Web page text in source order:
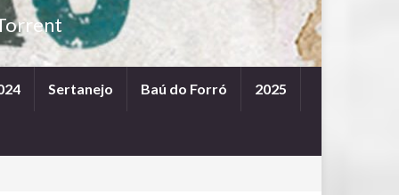
Sertanejo Baú do Forró 2025